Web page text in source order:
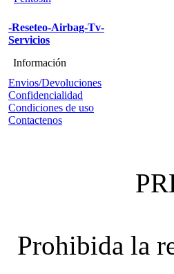
-Reseteo-Airbag-Tv-
Servicios
Información
Envios/Devoluciones
Confidencialidad
Condiciones de uso
Contactenos
Prohibida la